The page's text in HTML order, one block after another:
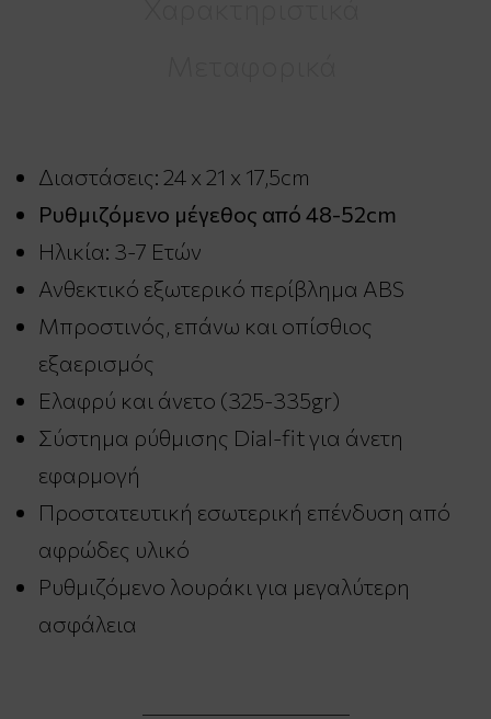
Διαστάσεις: 24 x 21 x 17,5cm
Ρυθμιζόμενο μέγεθος από 48-52cm
Ηλικία: 3-7 Ετών
Ανθεκτικό εξωτερικό περίβλημα ABS
Μπροστινός, επάνω και οπίσθιος
εξαερισμός
Ελαφρύ και άνετο (325-335gr)
Σύστημα ρύθμισης Dial-fit για άνετη
εφαρμογή
Προστατευτική εσωτερική επένδυση από
αφρώδες υλικό
Ρυθμιζόμενο λουράκι για μεγαλύτερη
ασφάλεια